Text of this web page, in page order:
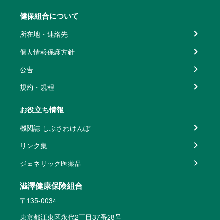
健保組合について
所在地・連絡先
個人情報保護方針
公告
規約・規程
お役立ち情報
機関誌 しぶさわけんぽ
リンク集
ジェネリック医薬品
澁澤健康保険組合
〒135-0034
東京都江東区永代2丁目37番28号